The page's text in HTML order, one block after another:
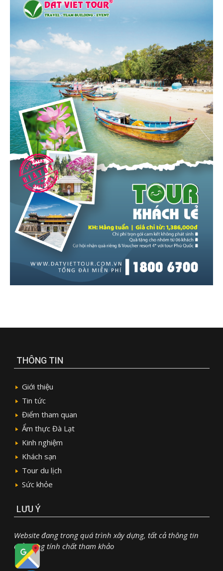
THÔNG TIN
Giới thiệu
Tin tức
Điểm tham quan
Ẩm thực Đà Lạt
Kinh nghiệm
Khách sạn
Tour du lịch
Sức khỏe
LƯU Ý
Website đang trong quá trình xây dựng, tất cả thông tin
chỉ mang tính chất tham khảo